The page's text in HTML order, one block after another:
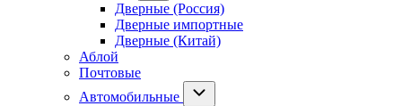
Дверные (Россия)
Дверные импортные
Дверные (Китай)
Аблой
Почтовые
Автомобильные